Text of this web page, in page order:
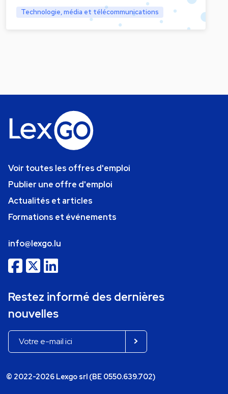
Technologie, média et télécommunications
Voir toutes les offres d'emploi
Publier une offre d'emploi
Actualités et articles
Formations et événements
info@lexgo.lu
Restez informé des dernières
nouvelles
© 2022-2026 Lexgo srl (BE 0550.639.702)